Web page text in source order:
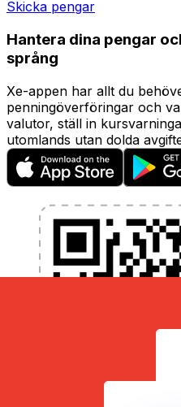
Skicka pengar
Hantera dina pengar
språng
Xe-appen har allt du
penningöverföringar och
valutor, ställ in
utomlands utan dolda